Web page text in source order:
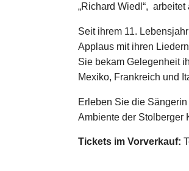
„Richard Wiedl“, arbeitet
Seit ihrem 11.
Applaus mit ihren
Sie bekam Gelegenheit
Mexiko, Frankreich und
Erleben Sie die
Ambiente der Stolberger
Tickets im Vorverkauf: